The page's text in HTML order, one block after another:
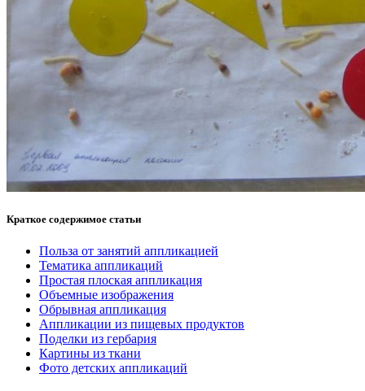
Краткое содержимое статьи
Польза от занятий аппликацией
Тематика аппликаций
Простая плоская аппликация
Объемные изображения
Обрывная аппликация
Аппликации из пищевых продуктов
Поделки из гербария
Картины из ткани
Фото детских аппликаций